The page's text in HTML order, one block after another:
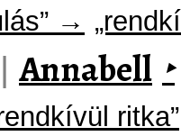
→
| Annabell ‣
ritka”